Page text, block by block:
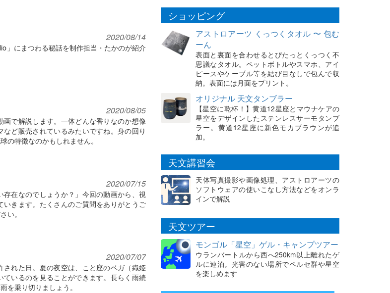
2020/08/14
」にまつわる秘話を制作担当・たかのが紹介
2020/08/05
で解説します。一体どんな香りなのか想像
ど販売されているみたいですね。身の回り
の特徴なのかもしれません。
2020/07/15
存在なのでしょうか？」今回の動画から、視
きます。たくさんのご質問をありがとうご
い。
2020/07/07
れた日。夏の夜空は、こと座のベガ（織姫
いるのを見ることができます。長らく雨続
を乗り切りましょう。
ショッピング
アストロアーツ くっつくタオル 〜 包む
ーん
表面と裏面を合わせるとぴたっとくっつく不
思議なタオル。ペットボトルやスマホ、アイ
ピースやケーブル等を結び目なしで包んで収
納。表面には月面をプリント。
オリジナル 天文タンブラー
【星空に乾杯！】黄道12星座とマウナケアの
星空をデザインしたステンレスサーモタンブ
ラー。黄道12星座に新色モカブラウンが追
加。
天文講習会
天体写真撮影や画像処理、アストロアーツの
ソフトウェアの使いこなし方法などをオンラ
インで解説
天文ツアー
モンゴル「星空」ゲル・キャンプツアー
ウランバートルから西へ250km以上離れたゲ
ルに連泊。光害のない場所でペルセ群や星空
を楽しめます